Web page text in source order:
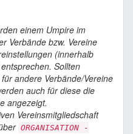
einem Umpire im
Verbände bzw. Vereine
(innerhalb
Sollten
andere Verbände/Vereine
auch für diese die
angezeigt.
Vereinsmitgliedschaft
ORGANISATION -